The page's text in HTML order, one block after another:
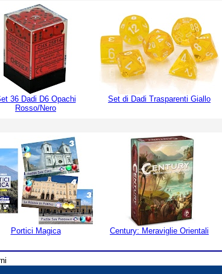
36 Dadi D6 Opachi
Rosso/Nero
Set di Dadi Trasparenti Giallo
Portici Magica Century: Meraviglie Orientali